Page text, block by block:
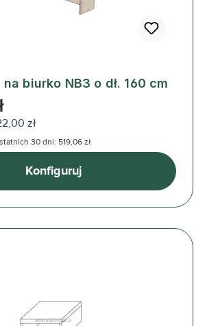
biurko NB3 o dł. 160 cm
zł
30 dni: 519,06 zł
Konfiguruj